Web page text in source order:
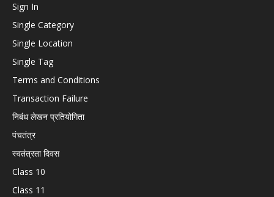
Sign In
Single Category
Single Location
Single Tag
Terms and Conditions
Transaction Failure
निबंध लेखन प्रतियोगिता
पंचतंत्र
स्वतंत्रता दिवस
Class 10
Class 11